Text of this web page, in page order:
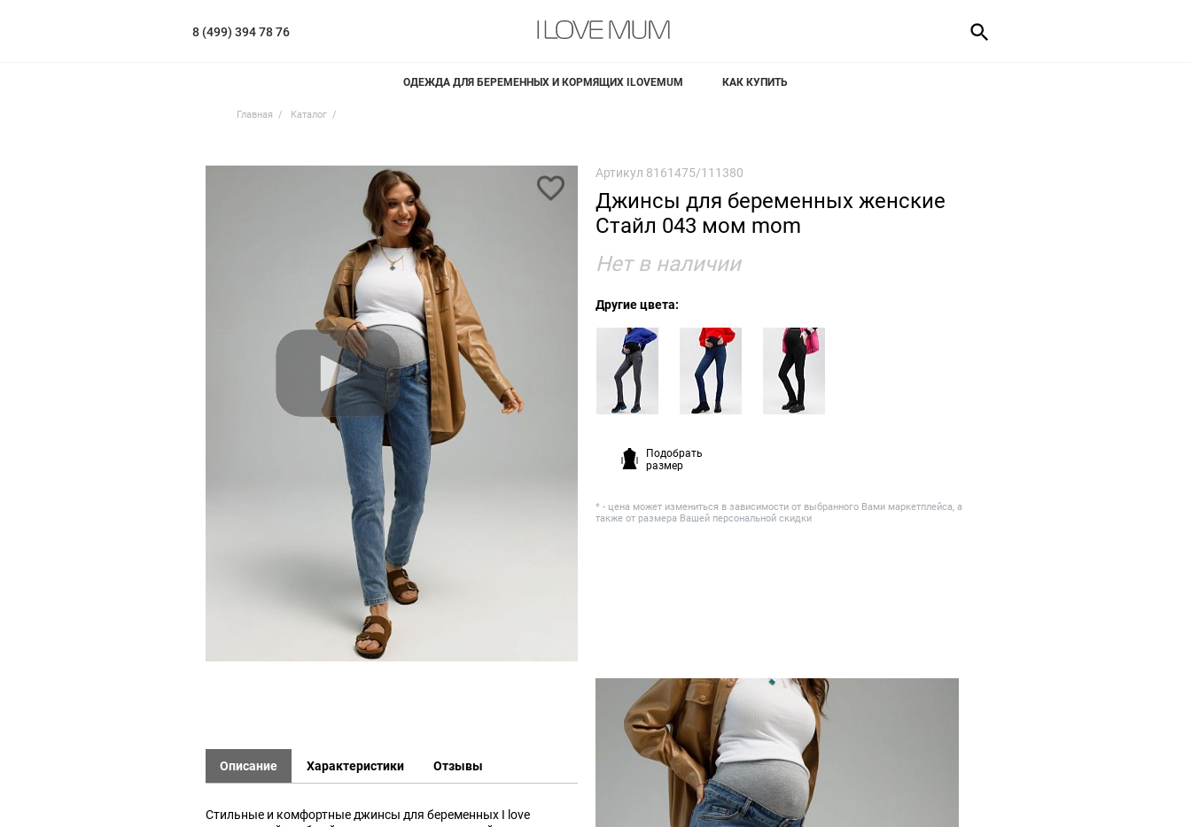
8 (499) 394 78 76
ОДЕЖДА ДЛЯ БЕРЕМЕННЫХ И КОРМЯЩИХ ILOVEMUM КАК КУПИТЬ
Главная Каталог
Артикул 8161475/111380
Джинсы для беременных женские
Стайл 043 мом mom
Нет в наличии
Другие цвета:
Подобрать
размер
* - цена может измениться в зависимости от выбранного Вами маркетплейса, а
также от размера Вашей персональной скидки
Описание Характеристики Отзывы
Стильные и комфортные джинсы для беременных I love